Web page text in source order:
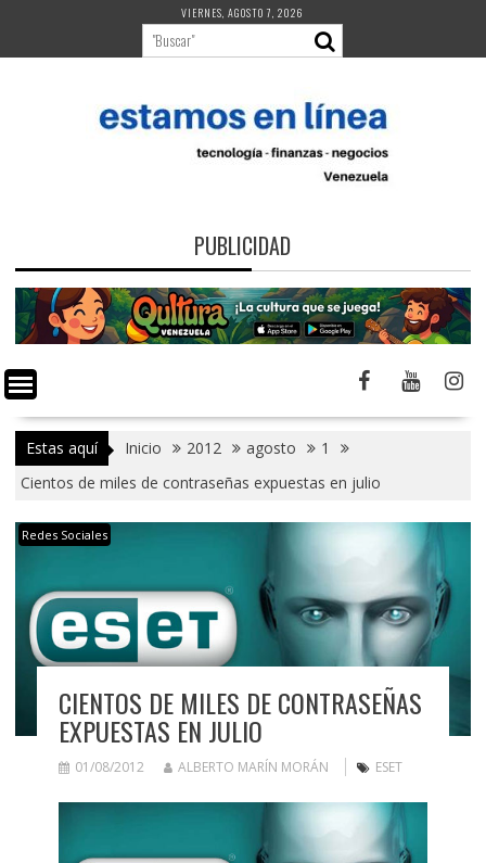
contenido
VIERNES, AGOSTO 7, 2026
PUBLICIDAD
Estas aquí Inicio 2012 agosto
1
Cientos de miles de contraseñas expuestas en julio
Redes Sociales
CIENTOS DE MILES DE CONTRASEÑAS
EXPUESTAS EN JULIO
01/08/2012 ALBERTO MARÍN MORÁN ESET